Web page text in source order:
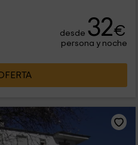
desde 32€
persona y noche